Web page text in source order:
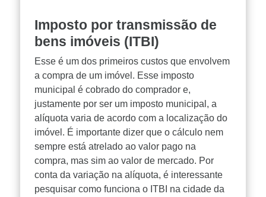
Imposto por transmissão de
bens imóveis (ITBI)
Esse é um dos primeiros custos que envolvem
a compra de um imóvel. Esse imposto
municipal é cobrado do comprador e,
justamente por ser um imposto municipal, a
alíquota varia de acordo com a localização do
imóvel. É importante dizer que o cálculo nem
sempre está atrelado ao valor pago na
compra, mas sim ao valor de mercado. Por
conta da variação na alíquota, é interessante
pesquisar como funciona o ITBI na cidade da